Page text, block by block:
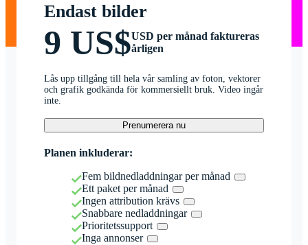
Endast bilder
9 US$USD per månad faktureras
årligen
Lås upp tillgång till hela vår samling av foton, vektorer
och grafik godkända för kommersiellt bruk. Video ingår
inte.
Prenumerera nu
Planen inkluderar:
Fem bildnedladdningar per månad
Ett paket per månad
Ingen attribution krävs
Snabbare nedladdningar
Prioritetssupport
Inga annonser